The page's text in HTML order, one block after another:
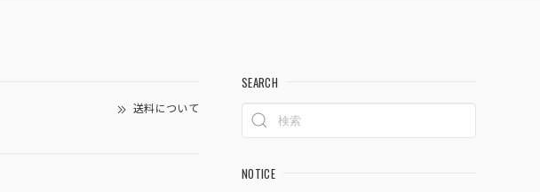
送料について
SEARCH
NOTICE